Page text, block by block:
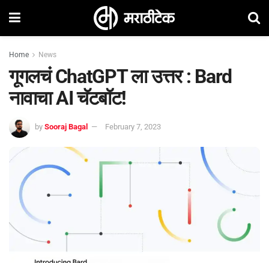
Home News
गूगलचं ChatGPT ला उत्तर : Bard
नावाचा AI चॅटबॉट!
by Sooraj Bagal February 7, 2023